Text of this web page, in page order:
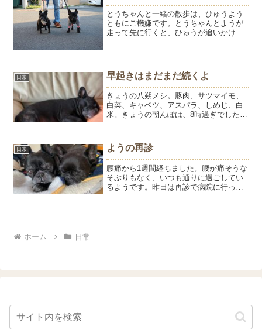
とうちゃんと一緒の散歩は、ひゅうよう
ともにご機嫌です。とうちゃんとようが
走って先に行くと、ひゅうが追いかけま
乗るときはもうちょっと歩...
日常 早起きはまだまだ続くよ
きょうの八朔メシ。豚肉、サツマイモ、
白菜、キャベツ、アスパラ、しめじ、白
米。きょうの朝んぽは、8時過ぎでした。
バテバテでした。もうしばらく早起き生
活が続きそうです。
日常 ようの再診
腰痛から1週間経ちました。腰が痛そうな
そぶりもなく、いつも通りに過ごしてい
るようです。昨日は再診で病院に行って
ホーム
日常